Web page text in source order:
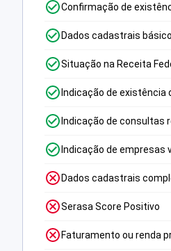
Confirmação de
Dados cadastrais
Situação na Receita
Indicação de existência
Indicação de consultas
Indicação de empresas
Dados cadastrais
Serasa Score Positivo
Faturamento ou renda